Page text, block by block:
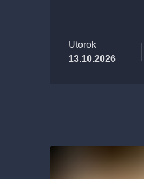
Utorok
13.10.2026